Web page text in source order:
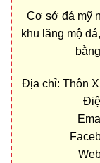
Cơ sở đá mỹ
khu lăng mộ
Địa chỉ: Thôn